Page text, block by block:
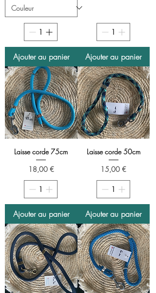
Ajouter au panier Ajouter au panier
Laisse corde 75cm
Prix
18,00 €
Ajouter au panier
Laisse corde 50cm
Prix
15,00 €
Ajouter au panier